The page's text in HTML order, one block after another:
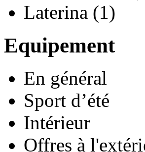
Laterina (1)
Equipement
En général
Sport d’été
Intérieur
Offres à